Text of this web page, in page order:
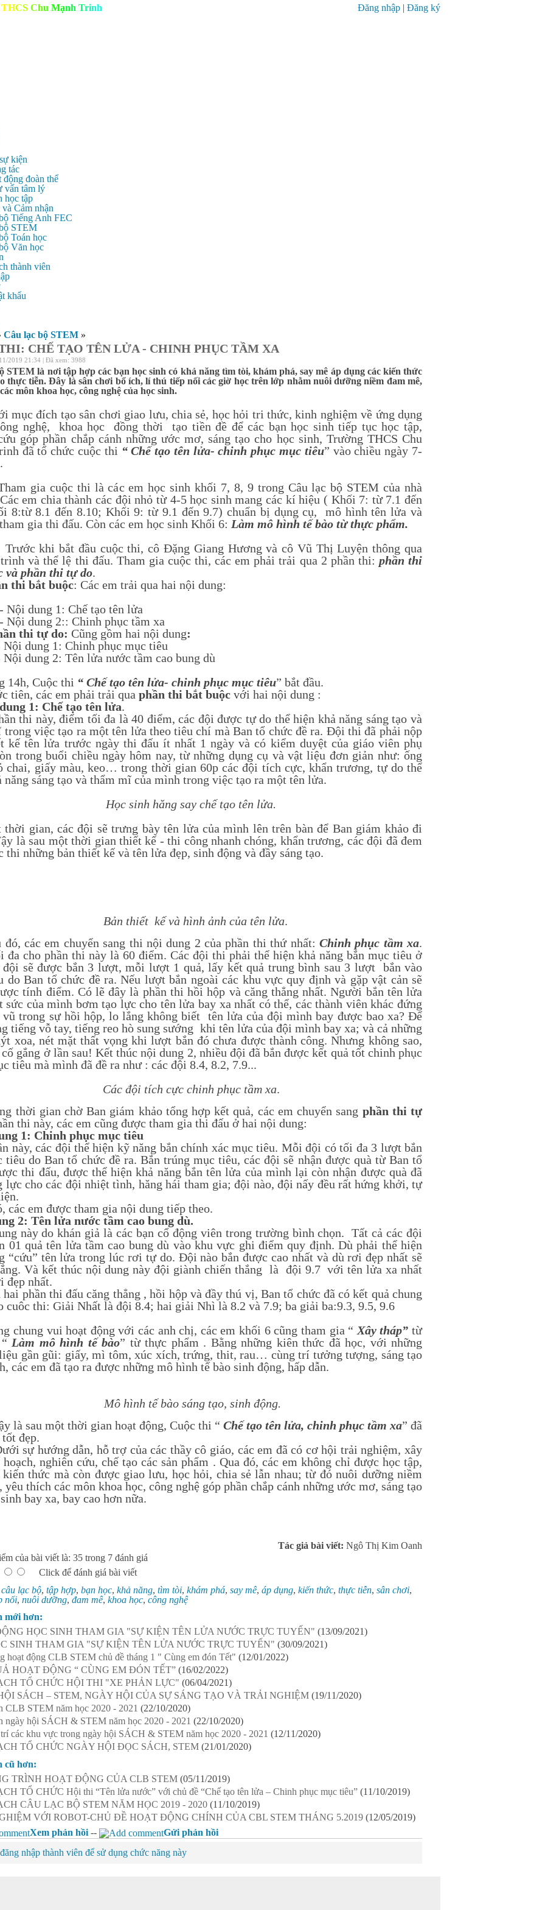
THCS Chu Mạnh Trinh Đăng nhập | Đăng ký
kiện
tác
động đoàn thể
vấn tâm lý
học tập
và Cảm nhận
Tiếng Anh FEC
STEM
Toán học
Văn học
thành viên
khẩu
Câu lạc bộ STEM »
CHẾ TẠO TÊN LỬA - CHINH PHỤC TẦM XA
2019 21:34 | Đã xem: 3988
STEM là nơi tập hợp các bạn học sinh có khả năng tìm tòi, khám phá, say mê áp dụng các kiến thức
thực tiễn. Đây là sân chơi bổ ích, lí thú tiếp nối các giờ học trên lớp nhằm nuôi dưỡng niềm đam mê,
môn khoa học, công nghệ của học sinh.
đích tạo sân chơi giao lưu, chia sẻ, học hỏi tri thức, kinh nghiệm về ứng dụng
nghệ, khoa học đồng thời tạo tiền đề để các bạn học sinh tiếp tục học tập,
góp phần chắp cánh những ước mơ, sáng tạo cho học sinh, Trường THCS Chu
đã tổ chức cuộc thi “ Chế tạo tên lửa- chinh phục mục tiêu” vào chiều ngày 7-
cuộc thi là các em học sinh khối 7, 8, 9 trong Câu lạc bộ STEM của nhà
em chia thành các đội nhỏ từ 4-5 học sinh mang các kí hiệu ( Khối 7: từ 7.1 đến
8:từ 8.1 đến 8.10; Khối 9: từ 9.1 đến 9.7) chuẩn bị dụng cụ, mô hình tên lửa và
gia thi đấu. Còn các em học sinh Khối 6: Làm mô hình tế bào từ thực phẩm.
khi bắt đầu cuộc thi, cô Đặng Giang Hương và cô Vũ Thị Luyện thông qua
và thể lệ thi đấu. Tham gia cuộc thi, các em phải trải qua 2 phần thi: phần thi
và phần thi tự do.
thi bắt buộc: Các em trải qua hai nội dung:
1: Chế tạo tên lửa
2:: Chinh phục tầm xa
thi tự do: Cũng gồm hai nội dung:
1: Chinh phục mục tiêu
2: Tên lửa nước tầm cao bung dù
Cuộc thi “ Chế tạo tên lửa- chinh phục mục tiêu” bắt đầu.
các em phải trải qua phần thi bắt buộc với hai nội dung :
1: Chế tạo tên lửa.
thi này, điểm tối đa là 40 điểm, các đội được tự do thể hiện khả năng sáng tạo và
trong việc tạo ra một tên lửa theo tiêu chí mà Ban tổ chức đề ra. Đội thi đã phải nộp
kế tên lửa trước ngày thi đấu ít nhất 1 ngày và có kiểm duyệt của giáo viên phụ
trong buổi chiều ngày hôm nay, từ những dụng cụ và vật liệu đơn giản như: ống
chai, giấy màu, keo… trong thời gian 60p các đội tích cực, khẩn trương, tự do thể
năng sáng tạo và thẩm mĩ của mình trong việc tạo ra một tên lửa.
Học sinh hăng say chế tạo tên lửa.
gian, các đội sẽ trưng bày tên lửa của mình lên trên bàn để Ban giám khảo đi
là sau một thời gian thiết kế - thi công nhanh chóng, khẩn trương, các đội đã đem
thi những bản thiết kế và tên lửa đẹp, sinh động và đầy sáng tạo.
Bản thiết kế và hình ảnh của tên lửa.
các em chuyển sang thi nội dung 2 của phần thi thứ nhất: Chinh phục tầm xa.
đa cho phần thi này là 60 điểm. Các đội thi phải thể hiện khả năng bắn mục tiêu ở
sẽ được bắn 3 lượt, mỗi lượt 1 quả, lấy kết quả trung bình sau 3 lượt bắn vào
do Ban tổ chức đề ra. Nếu lượt bắn ngoài các khu vực quy định và gặp vật cản sẽ
tính điểm. Có lẽ đây là phần thi hồi hộp và căng thẳng nhất. Người bắn tên lửa
sức của mình bơm tạo lực cho tên lửa bay xa nhất có thể, các thành viên khác đứng
vũ trong sự hồi hộp, lo lắng không biết tên lửa của đội mình bay được bao xa? Để
tiếng vỗ tay, tiếng reo hò sung sướng khi tên lửa của đội mình bay xa; và cả những
xoa, nét mặt thất vọng khi lượt bắn đó chưa được thành công. Nhưng không sao,
gắng ở lần sau! Kết thúc nội dung 2, nhiều đội đã bắn được kết quả tốt chinh phục
tiêu mà mình đã đề ra như : các đội 8.4, 8.2, 7.9...
Các đội tích cực chinh phục tầm xa.
gian chờ Ban giám khảo tổng hợp kết quả, các em chuyển sang phần thi tự
thi này, các em cũng được tham gia thi đấu ở hai nội dung:
1: Chinh phục mục tiêu
này, các đội thể hiện kỹ năng bắn chính xác mục tiêu. Mỗi đội có tối đa 3 lượt bắn
tiêu do Ban tổ chức đề ra. Bắn trúng mục tiêu, các đội sẽ nhận được quà từ Ban tổ
thi đấu, được thể hiện khả năng bắn tên lửa của mình lại còn nhận được quà đã
lực cho các đội nhiệt tình, hăng hái tham gia; đội nào, đội nấy đều rất hứng khởi, tự
các em được tham gia nội dung tiếp theo.
2: Tên lửa nước tầm cao bung dù.
này do khán giả là các bạn cổ động viên trong trường bình chọn. Tất cả các đội
01 quả tên lửa tầm cao bung dù vào khu vực ghi điểm quy định. Dù phải thể hiện
“cứu” tên lửa trong lúc rơi tự do. Đội nào bắn được cao nhất và dù rơi đẹp nhất sẽ
Và kết thúc nội dung này đội giành chiến thắng là đội 9.7 với tên lửa xa nhất
đẹp nhất.
phần thi đấu căng thẳng , hồi hộp và đầy thú vị, Ban tổ chức đã có kết quả chung
cuôc thi: Giải Nhất là đội 8.4; hai giải Nhì là 8.2 và 7.9; ba giải ba:9.3, 9.5, 9.6
vui hoạt động với các anh chị, các em khối 6 cũng tham gia “ Xây tháp” từ
Làm mô hình tế bào” từ thực phẩm . Bằng những kiên thức đã học, với những
gần gũi: giấy, mì tôm, xúc xích, trứng, thit, rau… cùng trí tưởng tượng, sáng tạo
các em đã tạo ra được những mô hình tế bào sinh động, hấp dẫn.
Mô hình tế bào sáng tạo, sinh động.
sau một thời gian hoạt động, Cuộc thi “ Chế tạo tên lửa, chinh phục tầm xa” đã
đẹp.
hướng dẫn, hỗ trợ của các thầy cô giáo, các em đã có cơ hội trải nghiệm, xây
nghiên cứu, chế tạo các sản phẩm . Qua đó, các em không chỉ được học tập,
kiến thức mà còn được giao lưu, học hỏi, chia sẻ lẫn nhau; từ đó nuôi dưỡng niềm
yêu thích các môn khoa học, công nghệ góp phần chắp cánh những ước mơ, sáng tạo
bay xa, bay cao hơn nữa.
Tác giả bài viết: Ngô Thị Kim Oanh
của bài viết là: 35 trong 7 đánh giá
Click để đánh giá bài viết
câu lạc bộ, tập hợp, bạn học, khả năng, tìm tòi, khám phá, say mê, áp dụng, kiến thức, thực tiễn, sân chơi,
nối, nuôi dưỡng, đam mê, khoa học, công nghệ
mới hơn:
HỌC SINH THAM GIA "SỰ KIỆN TÊN LỬA NƯỚC TRỰC TUYẾN" (13/09/2021)
SINH THAM GIA "SỰ KIỆN TÊN LỬA NƯỚC TRỰC TUYẾN" (30/09/2021)
hoạt động CLB STEM chủ đề tháng 1 " Cùng em đón Tết" (12/01/2022)
HOẠT ĐỘNG “ CÙNG EM ĐÓN TẾT” (16/02/2022)
TỔ CHỨC HỘI THI "XE PHẢN LỰC" (06/04/2021)
SÁCH – STEM, NGÀY HỘI CỦA SỰ SÁNG TẠO VÀ TRẢI NGHIỆM (19/11/2020)
CLB STEM năm học 2020 - 2021 (22/10/2020)
ngày hội SÁCH & STEM năm học 2020 - 2021 (22/10/2020)
các khu vực trong ngày hội SÁCH & STEM năm học 2020 - 2021 (12/11/2020)
TỔ CHỨC NGÀY HỘI ĐỌC SÁCH, STEM (21/01/2020)
cũ hơn:
TRÌNH HOẠT ĐỘNG CỦA CLB STEM (05/11/2019)
TỔ CHỨC Hội thi “Tên lửa nước” với chủ đề “Chế tạo tên lửa – Chinh phục mục tiêu” (11/10/2019)
CÂU LẠC BỘ STEM NĂM HỌC 2019 - 2020 (11/10/2019)
VỚI ROBOT-CHỦ ĐỀ HOẠT ĐỘNG CHÍNH CỦA CBL STEM THÁNG 5.2019 (12/05/2019)
Xem phản hồi --
Gửi phản hồi
nhập thành viên để sử dụng chức năng này